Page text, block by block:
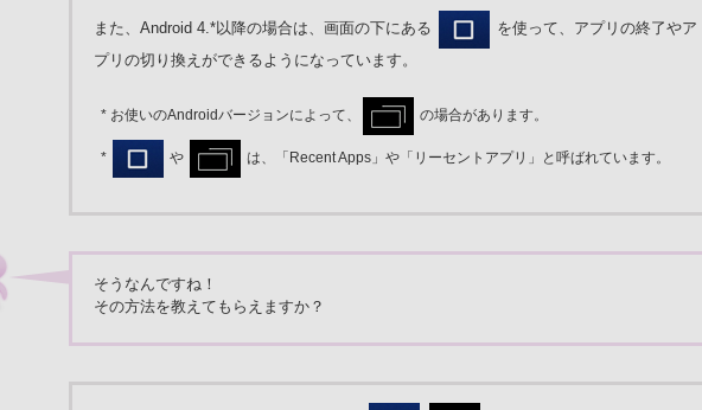
また、Android 4.*以降の場合は、画面の下にある
を使って、アプリの終了やア
プリの切り換えができるようになっています。
* お使いのAndroidバージョンによって、 の場合があります。
* や は、「Recent Apps」や「リーセントアプリ」と呼ばれています。
そうなんですね！
その方法を教えてもらえますか？